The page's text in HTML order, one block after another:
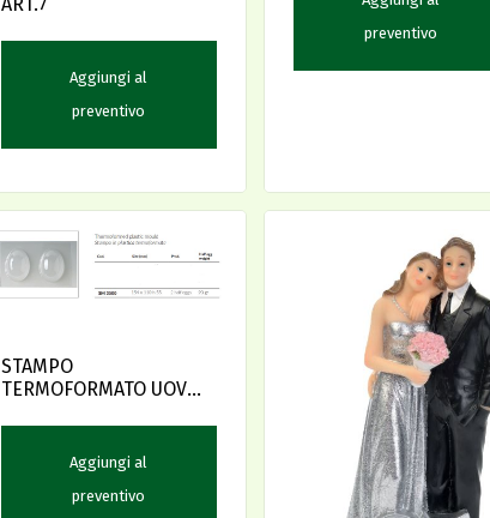
ART.7
Aggiungi al
preventivo
preventivo
STAMPO
TERMOFORMATO UOVO
Aggiungi al
preventivo